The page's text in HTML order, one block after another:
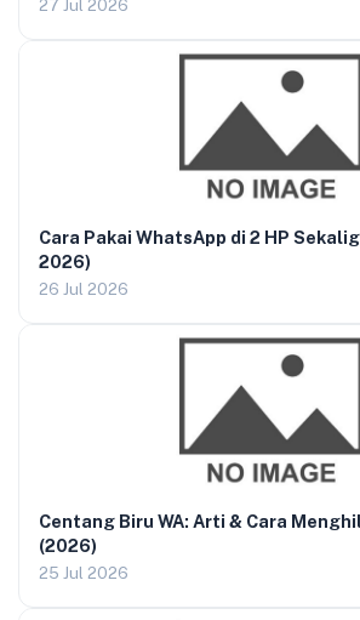
27 Jul 2026
Cara Pakai WhatsApp di 2 HP
2026)
26 Jul 2026
Centang Biru WA: Arti & Cara
(2026)
25 Jul 2026